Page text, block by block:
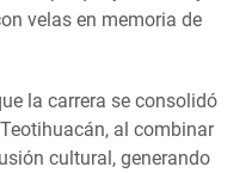
velas en memoria de
la carrera se consolidó
al combinar
cultural, generando